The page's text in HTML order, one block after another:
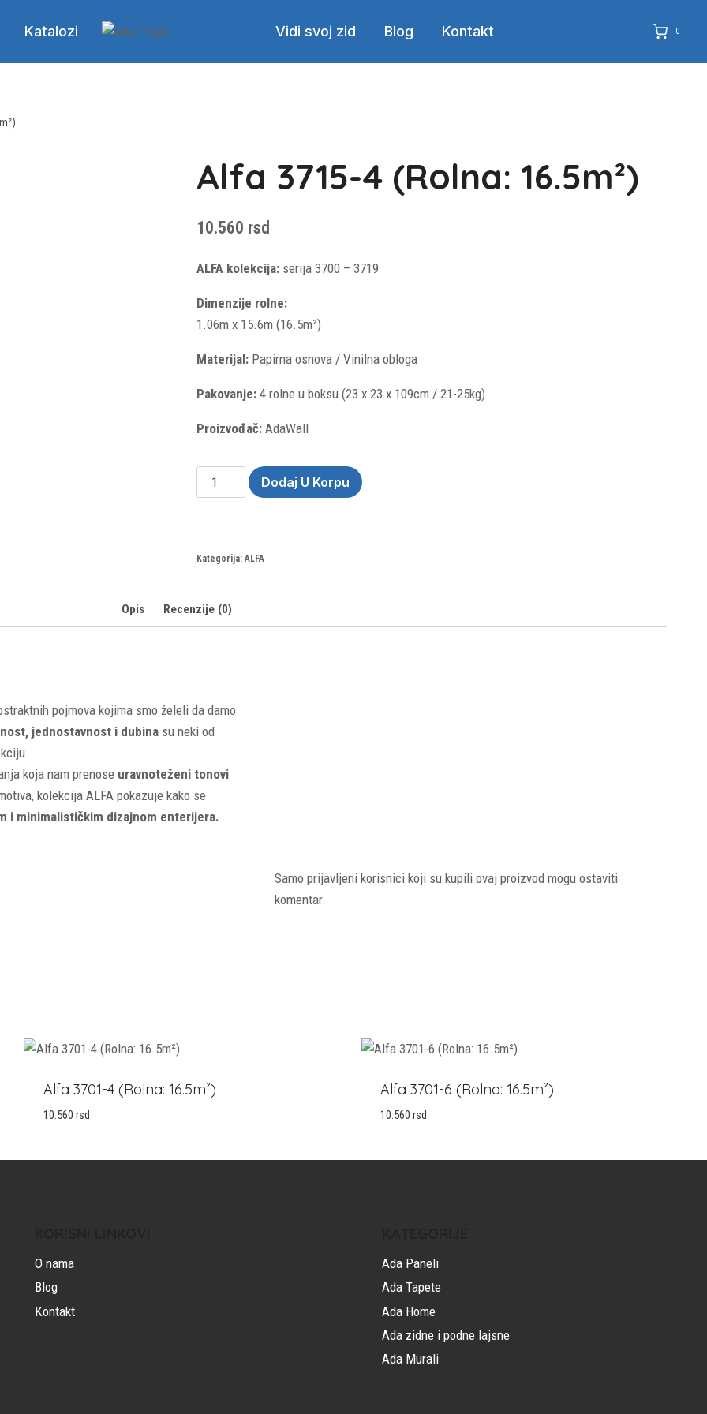
Katalozi Vidi svoj zid Blog Kontakt 0
Alfa 3715-4 (Rolna: 16.5m²)
10.560 rsd
ALFA kolekcija:serija 3700 – 3719
Dimenzije rolne:
1.06m x 15.6m (16.5m²)
Materijal:Papirna osnova / Vinilna obloga
Pakovanje:4 rolne u boksu (23 x 23 x 109cm / 21-25kg)
Proizvođač:AdaWall
Alfa
3715-
16.5m²)
Dodaj U Korpu
Kategorija: ALFA
Opis Recenzije (0)
pojmova kojima smo želeli da damo
jednostavnost i dubina su neki od
koja nam prenose uravnoteženi tonovi
kolekcija ALFA pokazuje kako se
i minimalističkim dizajnom enterijera.
Samo prijavljeni korisnici koji su kupili ovaj proizvod mogu ostaviti
komentar.
Alfa 3701-4 (Rolna: 16.5m²)
10.560 rsd
Alfa 3701-6 (Rolna: 16.5m²)
10.560rsd
O nama
Blog
Kontakt
Ada Paneli
Ada Tapete
Ada Home
Ada zidne i podne lajsne
Ada Murali